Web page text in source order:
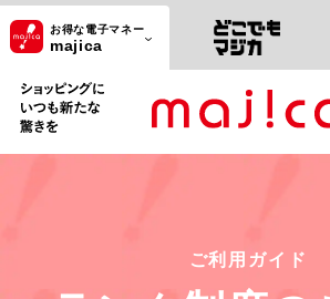
ショッピングにい
お得な電子マネー
majica
ご利用ガイド